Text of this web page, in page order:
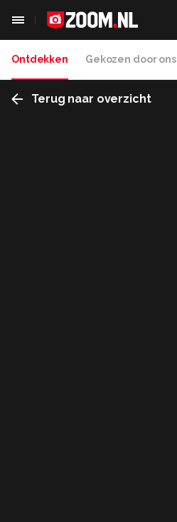
Ontdekken Gekozen door ons
Terug naar overzicht